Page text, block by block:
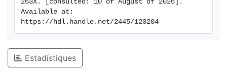
driver of marine restoration outcomes and shows how
demographic knowledge and modeling tools can help
managers to anticipate the dynamics and timescales
of restored populations.
263X. [consulted: 10 of August of 2026].
Available at:
https://hdl.handle.net/2445/120204
Estadístiques